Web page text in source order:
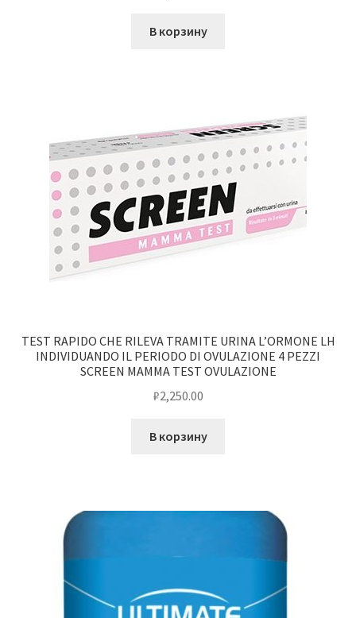
В корзину
TEST RAPIDO CHE RILEVA TRAMITE URINA L’ORMONE LH
INDIVIDUANDO IL PERIODO DI OVULAZIONE 4 PEZZI
SCREEN MAMMA TEST OVULAZIONE
₽2,250.00
В корзину